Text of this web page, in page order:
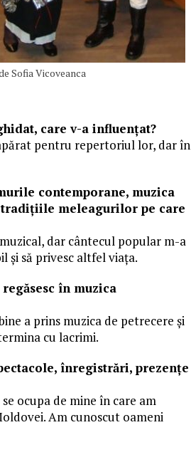
Sofia Vicoveanca
care v-a influenţat?
pentru repertoriul lor, dar în
contemporane, muzica
meleagurilor pe care
dar cântecul popular m-a
și să privesc altfel viața.
în muzica
a prins muzica de petrecere și
cu lacrimi.
înregistrări, prezenţe
ocupa de mine în care am
Am cunoscut oameni